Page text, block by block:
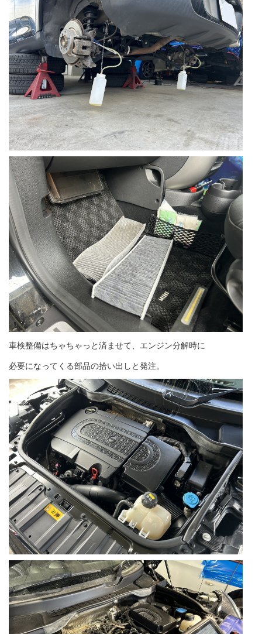
車検整備はちゃちゃっと済ませて、エンジン分解時に
必要になってくる部品の拾い出しと発注。